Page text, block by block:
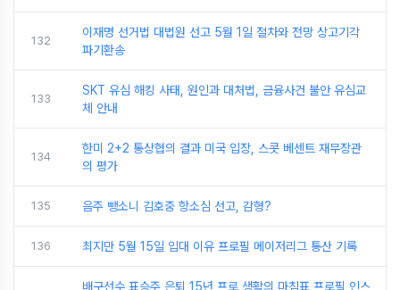
132
이재명 선거법 대법원 선고 5월 1일 절차와 전망 상고기각
파기환송
133
SKT 유심 해킹 사태, 원인과 대처법, 금융사건 불안 유심교
체 안내
134
한미 2+2 통상협의 결과 미국 입장, 스콧 베센트 재무장관
의 평가
135 음주 뺑소니 김호중 항소심 선고, 감형?
136 최지만 5월 15일 입대 이유 프로필 메이저리그 통산 기록
배구선수 표승주 은퇴 15년 프로 생활의 마침표 프로필 인스